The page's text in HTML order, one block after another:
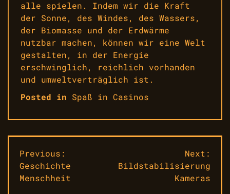
alle spielen. Indem wir die Kraft
der Sonne, des Windes, des Wassers,
der Biomasse und der Erdwärme
nutzbar machen, können wir eine Welt
gestalten, in der Energie
erschwinglich, reichlich vorhanden
und umweltverträglich ist.
Posted in Spaß in Casinos
Beitragsnavigation
Previous:
Geschichte
Menschheit
Next:
Bildstabilisierung
Kameras